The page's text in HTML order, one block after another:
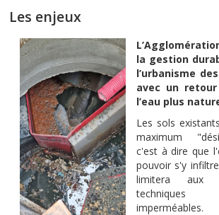
Les enjeux
la gestion
l’urbanisme
avec un
l’eau plus
Les sols
maximum
c'est à dire que
pouvoir s'y
limitera aux
techniques
imperméables.